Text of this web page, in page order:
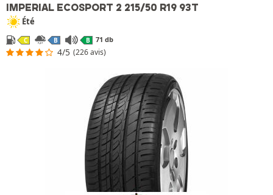
IMPERIAL ECOSPORT 2 215/50 R19 93T
Été
C B B 71 db
4/5 (226 avis)